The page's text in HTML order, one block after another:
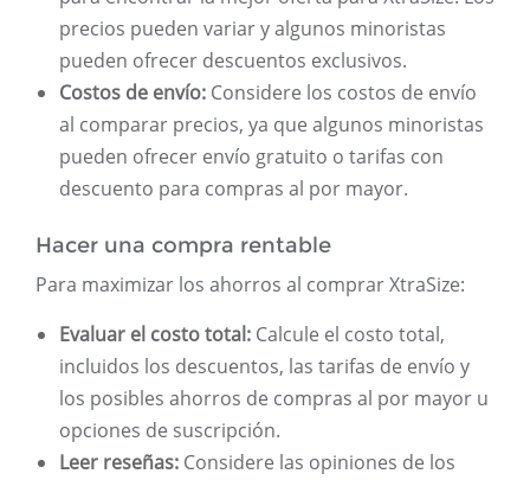
precios pueden variar y algunos minoristas
pueden ofrecer descuentos exclusivos.
Costos de envío: Considere los costos de envío
al comparar precios, ya que algunos minoristas
pueden ofrecer envío gratuito o tarifas con
descuento para compras al por mayor.
Hacer una compra rentable
Para maximizar los ahorros al comprar XtraSize:
Evaluar el costo total: Calcule el costo total,
incluidos los descuentos, las tarifas de envío y
los posibles ahorros de compras al por mayor u
opciones de suscripción.
Leer reseñas: Considere las opiniones de los